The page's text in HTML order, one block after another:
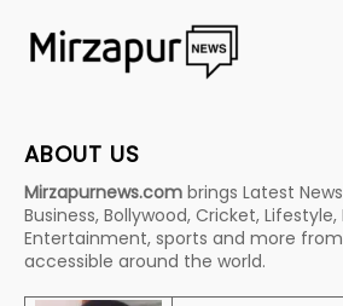
ABOUT US
Mirzapurnews.com brings Latest
Business, Bollywood, Cricket,
Entertainment, sports and more
accessible around the world.